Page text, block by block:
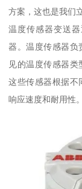
方案，这也是我们
温度传感器变送
器。温度传感器负
见的温度传感器类
这些传感器根据不
响应速度和耐用性。